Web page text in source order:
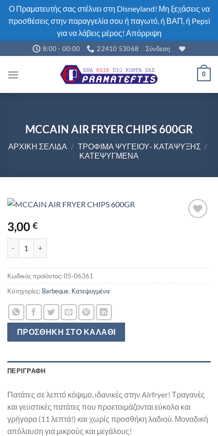
Ο Πραματευτής σας στέλνει στη Disneyland! Μη ξεχάσεις να
προσθέσεις στην παραγγελία σου ή παγωτό, ή ΒΑΠ, ή Pepsi
για να λάβεις μέρος! Απόρριψη
Μετάβαση
στο
περιεχόμενο
8:00 - 00:00 22410 53068 Σύνδεση
0
MCCAIN AIR FRYER CHIPS 600GR
ΑΡΧΙΚΉ ΣΕΛΊΔΑ / ΤΡΌΦΙΜΑ ΨΥΓΕΊΟΥ- ΚΑΤΆΨΥΞΗΣ /
ΚΑΤΕΨΥΓΜΈΝΑ
3,00 €
ΠΡΟΣΘΉΚΗ ΣΤΟ ΚΑΛΆΘΙ
Κωδικός προϊόντος:05-06361
Κατηγορίες: Barbeque, Κατεψυγμένα
ΠΕΡΙΓΡΑΦΉ
Πατάτες σε λεπτό κόψιμο, ιδανικές στην Airfryer! Τραγανές
και γευστικές πατάτες που προετοιμάζονται εύκολα και
γρήγορα (11 λεπτά!) και χωρίς προσθήκη λαδιού. Μοναδική
απόλαυση για μικρούς και μεγάλους!